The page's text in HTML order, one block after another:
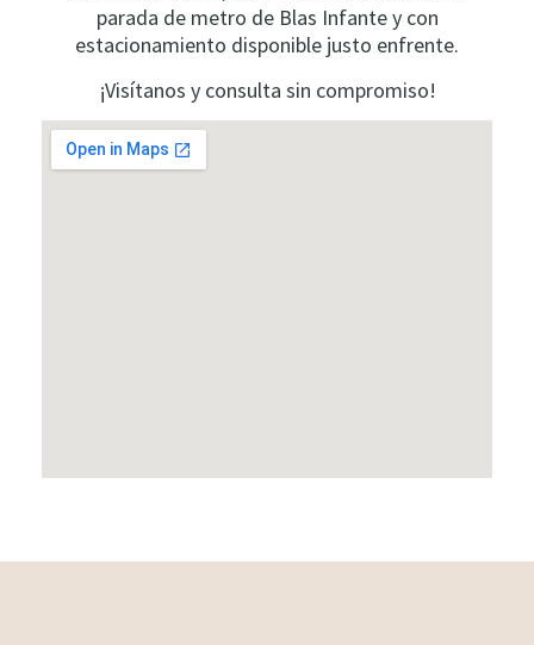
parada de metro de Blas Infante y con
estacionamiento disponible justo enfrente.
¡Visítanos y consulta sin compromiso!